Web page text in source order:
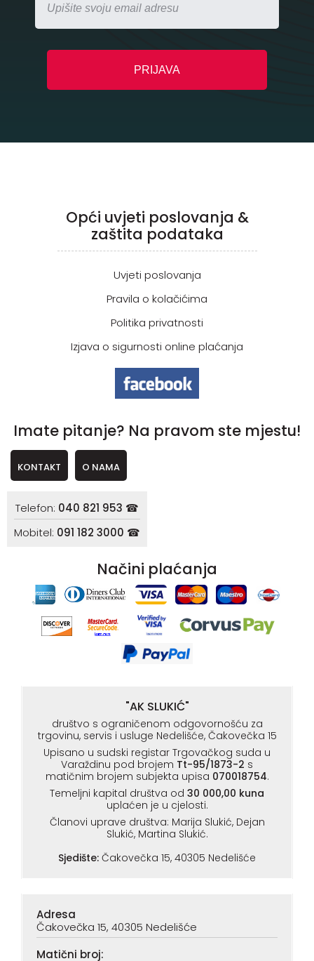
Opći uvjeti poslovanja &
zaštita podataka
Uvjeti poslovanja
Pravila o kolačićima
Politika privatnosti
Izjava o sigurnosti online plaćanja
Imate pitanje? Na pravom ste mjestu!
KONTAKT O NAMA
Telefon: 040 821 953 ☎
Mobitel: 091 182 3000 ☎
Načini plaćanja
"AK SLUKIĆ"
društvo s ograničenom odgovornošću za
trgovinu, servis i usluge Nedelišće, Čakovečka 15
Upisano u sudski registar Trgovačkog suda u
Varaždinu pod brojem Tt-95/1873-2 s
matičnim brojem subjekta upisa 070018754.
Temeljni kapital društva od 30 000,00 kuna
uplaćen je u cjelosti.
Članovi uprave društva: Marija Slukić, Dejan
Slukić, Martina Slukić.
Sjedište: Čakovečka 15, 40305 Nedelišće
Adresa
Čakovečka 15, 40305 Nedelišće
Matični broj: